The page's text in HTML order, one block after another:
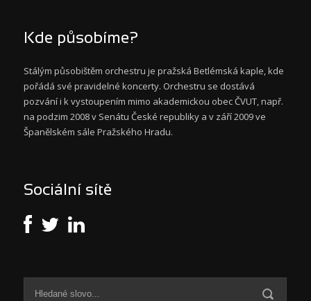
Kde působíme?
Stálým působištěm orchestru je pražská Betlémská kaple, kde
pořádá své pravidelné koncerty. Orchestru se dostává
pozvání i k vystoupením mimo akademickou obec ČVUT, např.
na podzim 2008 v Senátu České republiky a v září 2009 ve
Španělském sále Pražského Hradu.
Sociální sítě